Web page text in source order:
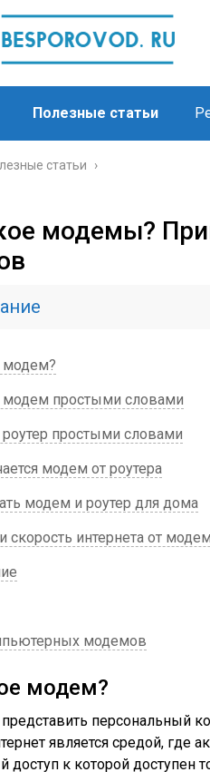
Полезные статьи
статьи ›
модемы?
модем?
модем простыми словами
роутер простыми словами
модем от роутера
модем и роутер для дома
скорость интернета от
модемов
модем?
персональный
является средой,
доступ к которой